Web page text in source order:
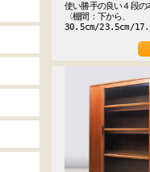
使い勝手の良い４段の
〈棚間：下から、
30.5cm/23.5cm/